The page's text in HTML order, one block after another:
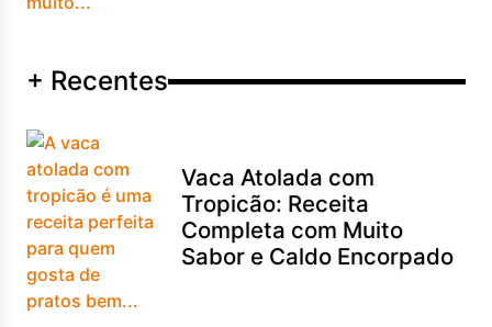
+ Recentes
Vaca Atolada com
Tropicão: Receita
Completa com Muito
Sabor e Caldo Encorpado